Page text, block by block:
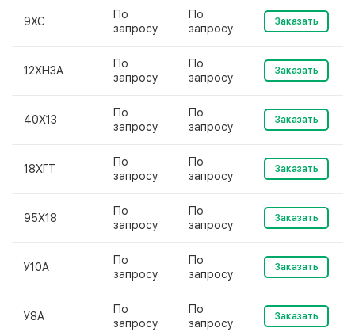
9ХС
По
запросу
По
запросу
Заказать
12ХН3А
По
запросу
По
запросу
Заказать
40Х13
По
запросу
По
запросу
Заказать
18ХГТ
По
запросу
По
запросу
Заказать
95Х18
По
запросу
По
запросу
Заказать
У10А
По
запросу
По
запросу
Заказать
У8А
По
запросу
По
запросу
Заказать